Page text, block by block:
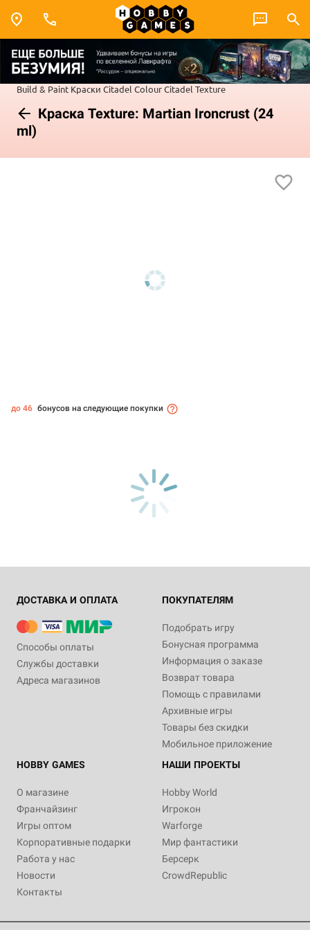
Build & Paint Краски Citadel ColourCitadel Texture
Краска Texture: Martian Ironcrust (24
ml)
до 46 бонусов на следующие покупки
ДОСТАВКА И ОПЛАТА
Способы оплаты
Службы доставки
Адреса магазинов
ПОКУПАТЕЛЯМ
Подобрать игру
Бонусная программа
Информация о заказе
Возврат товара
Помощь с правилами
Архивные игры
Товары без скидки
Мобильное приложение
HOBBY GAMES
О магазине
Франчайзинг
Игры оптом
Корпоративные подарки
Работа у нас
Новости
Контакты
НАШИ ПРОЕКТЫ
Hobby World
Игрокон
Warforge
Мир фантастики
Берсерк
CrowdRepublic